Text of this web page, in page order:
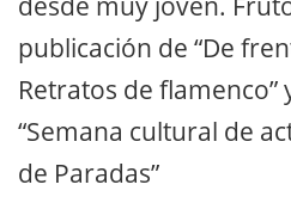
publicación de “De
Retratos de flamenco”
“Semana cultural de
de Paradas”